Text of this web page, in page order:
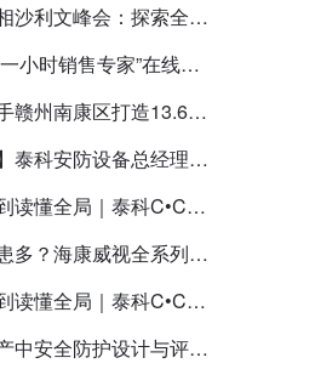
沙利文峰会：探索全栈
化生态新路径
小时销售专家”在线赋
动！
赣州南康区打造13.6公
泰科安防设备总经理张
海新范式
读懂全局｜泰科C•CUR
安防运营智能新时代
多？海康威视全系列物
四层守护更放心！
读懂全局｜泰科C•CUR
安防运营智能新时代
中安全防护设计与评估